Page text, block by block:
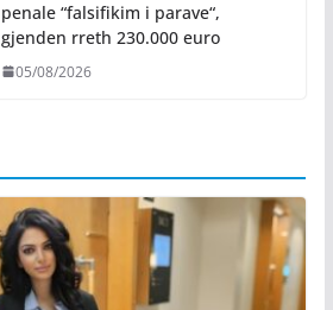
penale “falsifikim i parave“,
gjenden rreth 230.000 euro
05/08/2026